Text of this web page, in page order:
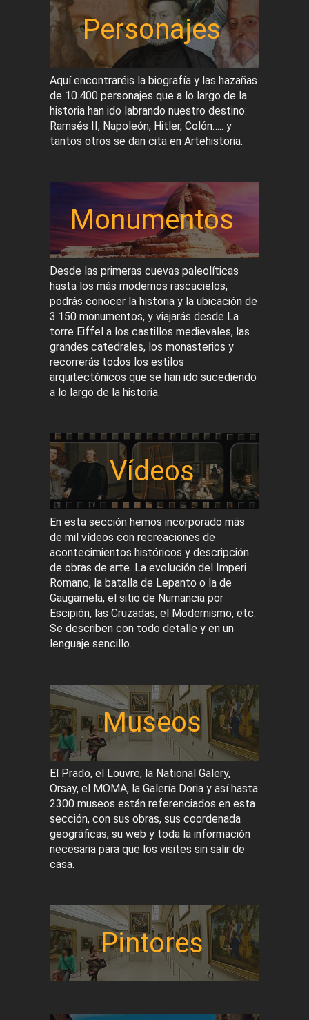
Personajes
Aquí encontraréis la biografía y las hazañas
de 10.400 personajes que a lo largo de la
historia han ido labrando nuestro destino:
Ramsés II, Napoleón, Hitler, Colón….. y
tantos otros se dan cita en Artehistoria.
Monumentos
Desde las primeras cuevas paleolíticas
hasta los más modernos rascacielos,
podrás conocer la historia y la ubicación de
3.150 monumentos, y viajarás desde La
torre Eiffel a los castillos medievales, las
grandes catedrales, los monasterios y
recorrerás todos los estilos
arquitectónicos que se han ido sucediendo
a lo largo de la historia.
Vídeos
En esta sección hemos incorporado más
de mil vídeos con recreaciones de
acontecimientos históricos y descripción
de obras de arte. La evolución del Imperi
Romano, la batalla de Lepanto o la de
Gaugamela, el sitio de Numancia por
Escipión, las Cruzadas, el Modernismo, etc.
Se describen con todo detalle y en un
lenguaje sencillo.
Museos
El Prado, el Louvre, la National Galery,
Orsay, el MOMA, la Galería Doria y así hasta
2300 museos están referenciados en esta
sección, con sus obras, sus coordenada
geográficas, su web y toda la información
necesaria para que los visites sin salir de
casa.
Pintores